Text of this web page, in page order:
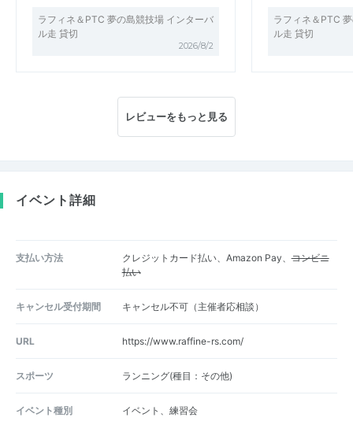
ラフィネ＆PTC 夢の島競技場 インターバ
ル走 貸切
2026/8/2
ラフィネ＆PTC
ル走 貸切
レビューをもっと見る
イベント詳細
支払い方法 クレジットカード払い、Amazon Pay、コンビニ
払い
キャンセル受付期間 キャンセル不可（主催者応相談）
URL https://www.raffine-rs.com/
スポーツ ランニング(種目：その他)
イベント種別 イベント、練習会